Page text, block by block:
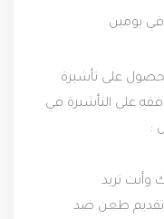
يومين
على تأشيرة
علي التأشيرة في
:
وأنت تريد
تقديم طعن ضد